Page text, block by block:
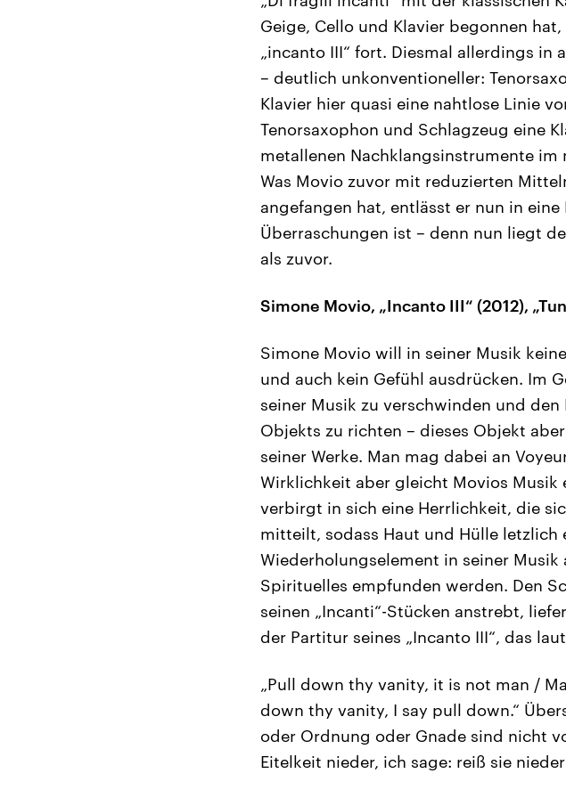
Geige, Cello und Klavier begonnen
„incanto III“ fort. Diesmal allerdings in
– deutlich unkonventioneller:
Klavier hier quasi eine nahtlose Linie
Tenorsaxophon und Schlagzeug eine
metallenen Nachklangsinstrumente
Was Movio zuvor mit reduzierten
angefangen hat, entlässt er nun in
Überraschungen ist – denn nun liegt
als zuvor.
Simone Movio, „Incanto III“ (2012),
Simone Movio will in seiner Musik
und auch kein Gefühl ausdrücken. Im
seiner Musik zu verschwinden und
Objekts zu richten – dieses Objekt
seiner Werke. Man mag dabei an
Wirklichkeit aber gleicht Movios Musik
verbirgt in sich eine Herrlichkeit, die
mitteilt, sodass Haut und Hülle letzlich
Wiederholungselement in seiner
Spirituelles empfunden werden. Den
seinen „Incanti“-Stücken anstrebt,
der Partitur seines „Incanto III“, das
„Pull down thy vanity, it is not man /
down thy vanity, I say pull down.“
oder Ordnung oder Gnade sind nicht
Eitelkeit nieder, ich sage: reiß sie